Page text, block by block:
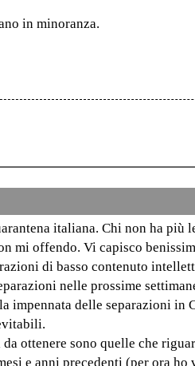
in minoranza.
italiana. Chi non ha
mi offendo. Vi capisco
di basso contenuto
nelle prossime
impennata delle separazioni in
ottenere sono quelle che
e anni precedenti (per ora